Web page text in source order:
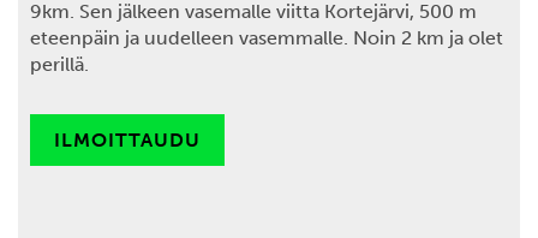
9km. Sen jälkeen vasemalle viitta Kortejärvi, 500 m
eteenpäin ja uudelleen vasemmalle. Noin 2 km ja olet
perillä.
ILMOITTAUDU